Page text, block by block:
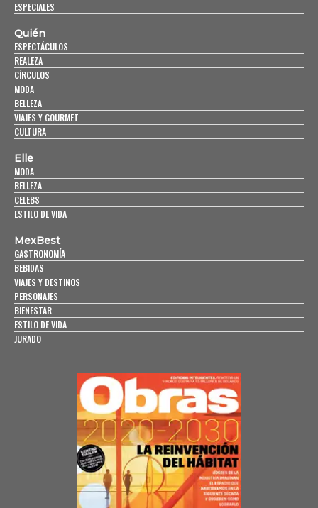
ESPECIALES
Quién
ESPECTÁCULOS
REALEZA
CÍRCULOS
MODA
BELLEZA
VIAJES Y GOURMET
CULTURA
Elle
MODA
BELLEZA
CELEBS
ESTILO DE VIDA
MexBest
GASTRONOMÍA
BEBIDAS
VIAJES Y DESTINOS
PERSONAJES
BIENESTAR
ESTILO DE VIDA
JURADO